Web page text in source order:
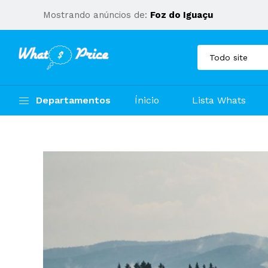
Mostrando anúncios de: Foz do Iguaçu
Departamentos Ínicio Lista Whats